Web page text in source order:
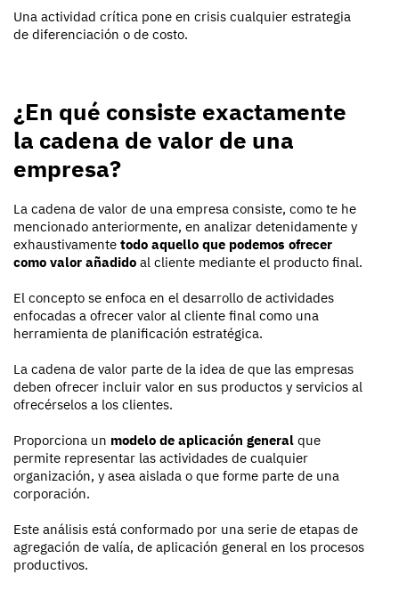
Una actividad crítica pone en crisis cualquier estrategia
de diferenciación o de costo.
¿En qué consiste exactamente
la cadena de valor de una
empresa?
La cadena de valor de una empresa consiste, como te he
mencionado anteriormente, en analizar detenidamente y
exhaustivamente todo aquello que podemos ofrecer
como valor añadido al cliente mediante el producto final.
El concepto se enfoca en el desarrollo de actividades
enfocadas a ofrecer valor al cliente final como una
herramienta de planificación estratégica.
La cadena de valor parte de la idea de que las empresas
deben ofrecer incluir valor en sus productos y servicios al
ofrecérselos a los clientes.
Proporciona un modelo de aplicación general que
permite representar las actividades de cualquier
organización, y asea aislada o que forme parte de una
corporación.
Este análisis está conformado por una serie de etapas de
agregación de valía, de aplicación general en los procesos
productivos.